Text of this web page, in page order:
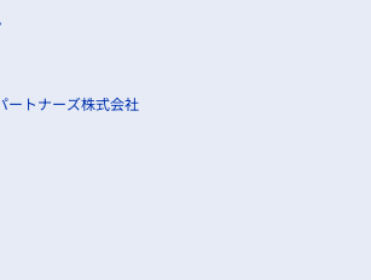
ートナーズ株式会社